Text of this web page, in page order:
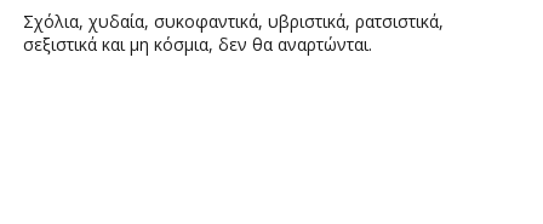
Σχόλια, χυδαία, συκοφαντικά, υβριστικά, ρατσιστικά,
σεξιστικά και μη κόσμια, δεν θα αναρτώνται.